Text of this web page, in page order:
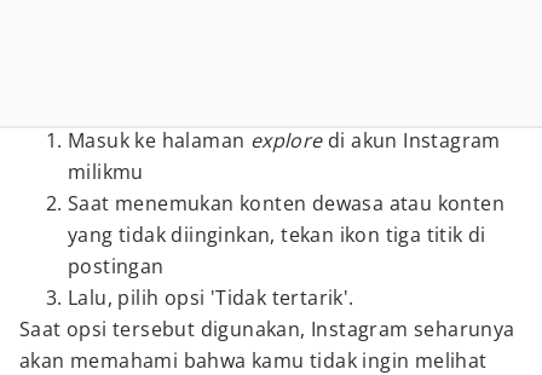
Masuk ke halaman explore di akun Instagram
milikmu
Saat menemukan konten dewasa atau konten
yang tidak diinginkan, tekan ikon tiga titik di
postingan
Lalu, pilih opsi 'Tidak tertarik'.
Saat opsi tersebut digunakan, Instagram seharunya
akan memahami bahwa kamu tidak ingin melihat